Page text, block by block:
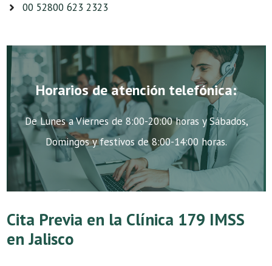
00 52800 623 2323
Horarios de atención telefónica:
De Lunes a Viernes de 8:00-20:00 horas y Sábados,
Domingos y festivos de 8:00-14:00 horas.
Cita Previa en la Clínica 179 IMSS
en Jalisco